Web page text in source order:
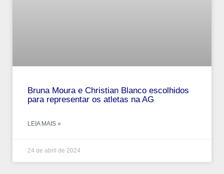
Bruna Moura e Christian Blanco escolhidos
para representar os atletas na AG
LEIA MAIS »
24 de abril de 2024